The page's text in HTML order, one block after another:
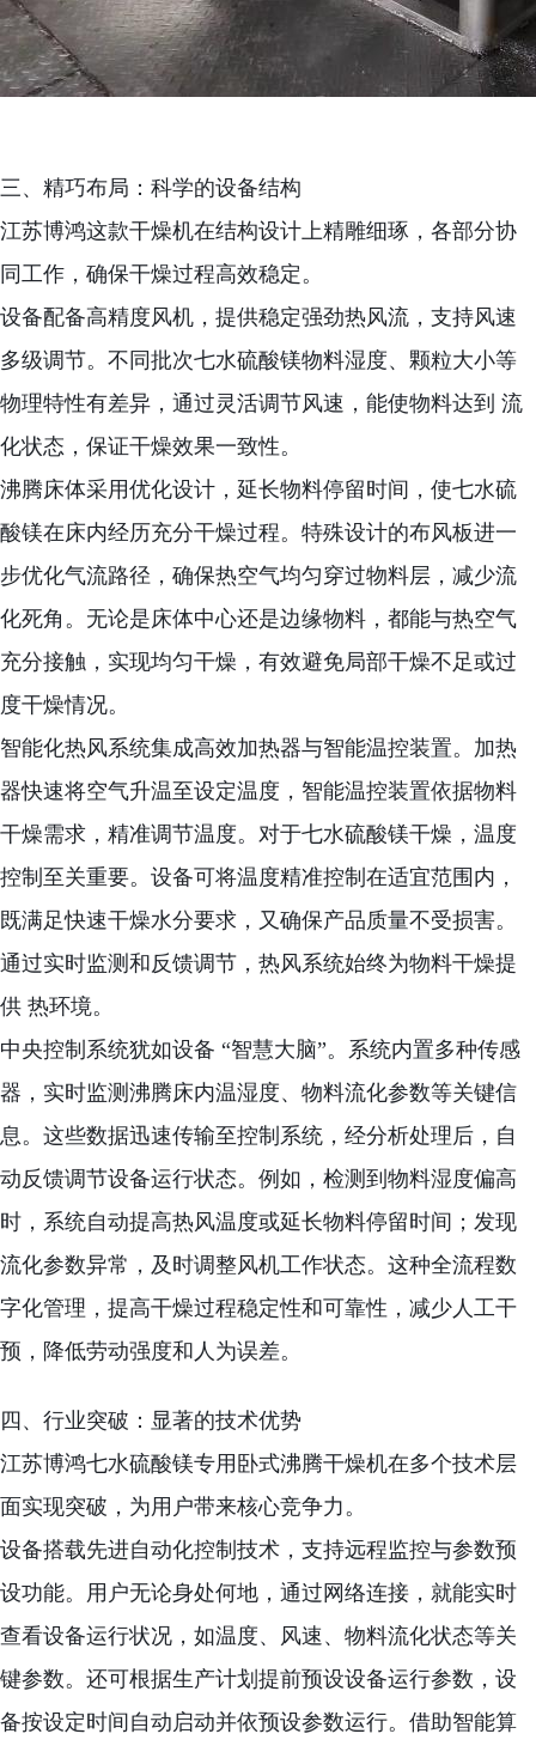
三、精巧布局：科学的设备结构
江苏博鸿这款干燥机在结构设计上精雕细琢，各部分协
同工作，确保干燥过程高效稳定。
设备配备高精度风机，提供稳定强劲热风流，支持风速
多级调节。不同批次七水硫酸镁物料湿度、颗粒大小等
物理特性有差异，通过灵活调节风速，能使物料达到 流
化状态，保证干燥效果一致性。
沸腾床体采用优化设计，延长物料停留时间，使七水硫
酸镁在床内经历充分干燥过程。特殊设计的布风板进一
步优化气流路径，确保热空气均匀穿过物料层，减少流
化死角。无论是床体中心还是边缘物料，都能与热空气
充分接触，实现均匀干燥，有效避免局部干燥不足或过
度干燥情况。
智能化热风系统集成高效加热器与智能温控装置。加热
器快速将空气升温至设定温度，智能温控装置依据物料
干燥需求，精准调节温度。对于七水硫酸镁干燥，温度
控制至关重要。设备可将温度精准控制在适宜范围内，
既满足快速干燥水分要求，又确保产品质量不受损害。
通过实时监测和反馈调节，热风系统始终为物料干燥提
供 热环境。
中央控制系统犹如设备 “智慧大脑”。系统内置多种传感
器，实时监测沸腾床内温湿度、物料流化参数等关键信
息。这些数据迅速传输至控制系统，经分析处理后，自
动反馈调节设备运行状态。例如，检测到物料湿度偏高
时，系统自动提高热风温度或延长物料停留时间；发现
流化参数异常，及时调整风机工作状态。这种全流程数
字化管理，提高干燥过程稳定性和可靠性，减少人工干
预，降低劳动强度和人为误差。
四、行业突破：显著的技术优势
江苏博鸿七水硫酸镁专用卧式沸腾干燥机在多个技术层
面实现突破，为用户带来核心竞争力。
设备搭载先进自动化控制技术，支持远程监控与参数预
设功能。用户无论身处何地，通过网络连接，就能实时
查看设备运行状况，如温度、风速、物料流化状态等关
键参数。还可根据生产计划提前预设设备运行参数，设
备按设定时间自动启动并依预设参数运行。借助智能算